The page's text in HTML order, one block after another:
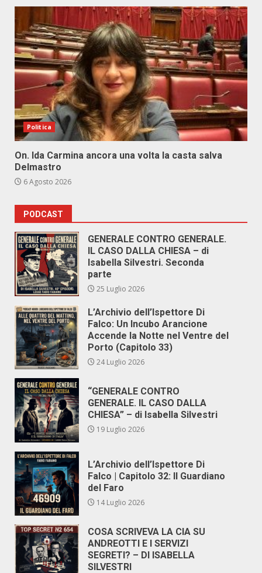
Politica
On. Ida Carmina ancora una volta la casta salva
Delmastro
6 Agosto 2026
PODCAST
GENERALE CONTRO GENERALE.
IL CASO DALLA CHIESA – di
Isabella Silvestri. Seconda
parte
25 Luglio 2026
L’Archivio dell’Ispettore Di
Falco: Un Incubo Arancione
Accende la Notte nel Ventre del
Porto (Capitolo 33)
24 Luglio 2026
“GENERALE CONTRO
GENERALE. IL CASO DALLA
CHIESA” – di Isabella Silvestri
19 Luglio 2026
L’Archivio dell’Ispettore Di
Falco | Capitolo 32: Il Guardiano
del Faro
14 Luglio 2026
COSA SCRIVEVA LA CIA SU
ANDREOTTI E I SERVIZI
SEGRETI? – DI ISABELLA
SILVESTRI